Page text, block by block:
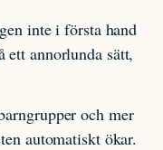
inte i första hand
ett annorlunda sätt,
och mer
automatiskt ökar.